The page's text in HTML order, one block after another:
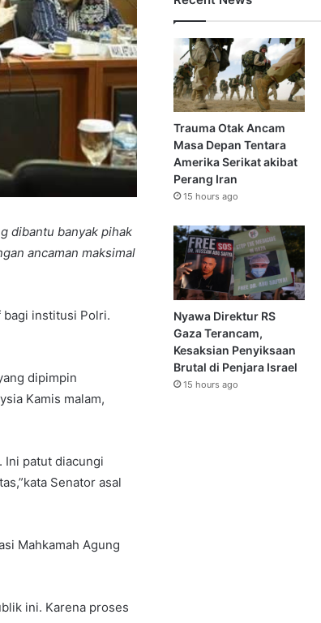
dibantu banyak pihak
ancaman maksimal
bagi institusi Polri.
dipimpin
Kamis malam,
Ini patut diacungi
Senator asal
Mahkamah Agung
ini. Karena proses
Trauma Otak Ancam
Masa Depan Tentara
Amerika Serikat akibat
Perang Iran
15 hours ago
Nyawa Direktur RS
Gaza Terancam,
Kesaksian Penyiksaan
Brutal di Penjara Israel
15 hours ago